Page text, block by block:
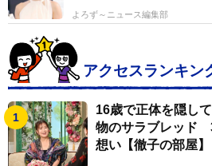
よろず～ニュース編集部
アクセスランキン
16歳で正体を隠し
物のサラブレッド
想い【徹子の部屋】